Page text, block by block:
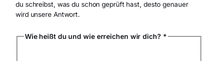
du schreibst, was du schon geprüft hast, desto genauer
wird unsere Antwort.
Wie heißt du und wie erreichen wir dich? *